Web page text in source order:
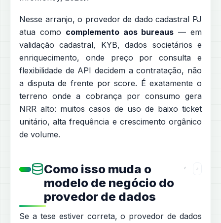
Nesse arranjo, o provedor de dado cadastral PJ
atua como complemento aos bureaus — em
validação cadastral, KYB, dados societários e
enriquecimento, onde preço por consulta e
flexibilidade de API decidem a contratação, não
a disputa de frente por score. É exatamente o
terreno onde a cobrança por consumo gera
NRR alto: muitos casos de uso de baixo ticket
unitário, alta frequência e crescimento orgânico
de volume.
Como isso muda o
modelo de negócio do
provedor de dados
Se a tese estiver correta, o provedor de dados